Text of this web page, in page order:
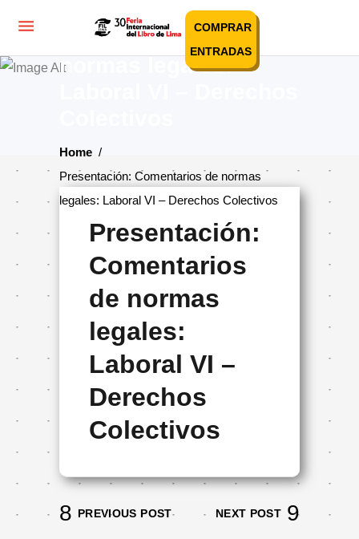
COMPRAR
ENTRADAS
Presentación:
Comentarios de
normas legales:
Home /
Presentación: Comentarios de normas
legales: Laboral VI – Derechos Colectivos
Presentación:
Comentarios
de normas
legales:
Laboral VI –
Derechos
Colectivos
PREVIOUS POST NEXT POST